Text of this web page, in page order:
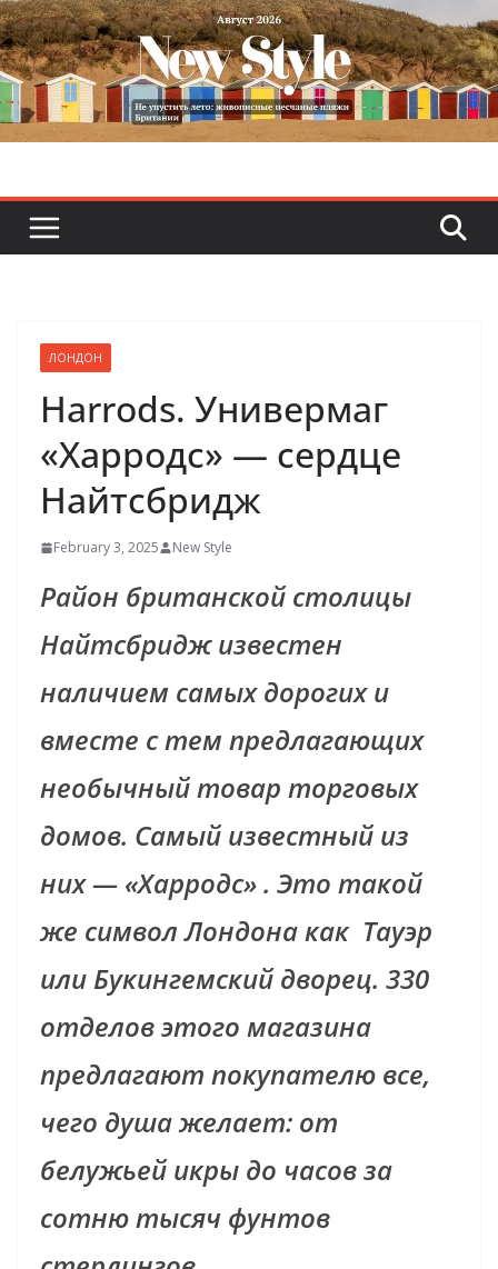
Skip
to
content
ЛОНДОН
Harrods. Универмаг
«Харродс» — сердце
Найтсбридж
February 3, 2025 New Style
Район британской столицы
Найтсбридж известен
наличием самых дорогих и
вместе с тем предлагающих
необычный товар торговых
домов. Самый известный из
них — «Харродс» . Это такой
же символ Лондона как Тауэр
или Букингемский дворец. 330
отделов этого магазина
предлагают покупателю все,
чего душа желает: от
белужьей икры до часов за
сотню тысяч фунтов